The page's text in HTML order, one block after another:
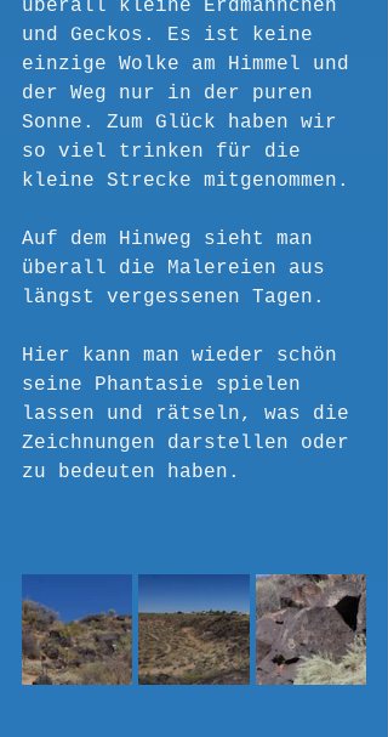
überall kleine Erdmännchen
und Geckos. Es ist keine
einzige Wolke am Himmel und
der Weg nur in der puren
Sonne. Zum Glück haben wir
so viel trinken für die
kleine Strecke mitgenommen.
Auf dem Hinweg sieht man
überall die Malereien aus
längst vergessenen Tagen.
Hier kann man wieder schön
seine Phantasie spielen
lassen und rätseln, was die
Zeichnungen darstellen oder
zu bedeuten haben.